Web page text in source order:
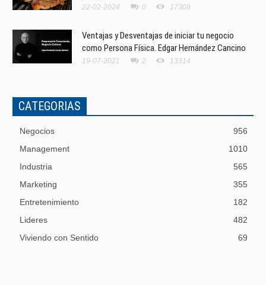
22-02-2024 0 17308
Ventajas y Desventajas de iniciar tu negocio
como Persona Física. Edgar Hernández Cancino
19-07-2021 2 13314
CATEGORIAS
Negocios
956
Management
1010
Industria
565
Marketing
355
Entretenimiento
182
Lideres
482
Viviendo con Sentido
69